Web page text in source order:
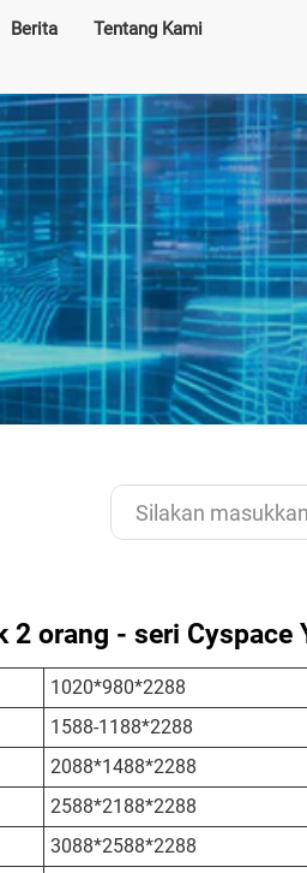
Berita
Tentang Kami
orang - seri Cyspace
1020*980*2288
1588-1188*2288
2088*1488*2288
2588*2188*2288
3088*2588*2288